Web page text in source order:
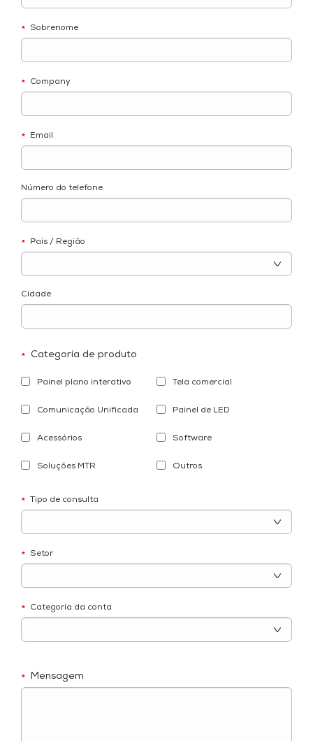
* Sobrenome
* Company
* Email
Número do telefone
* País / Região
Cidade
* Categoria de produto
Painel plano interativo Tela comercial
Comunicação Unificada Painel de LED
Acessórios Software
Soluções MTR Outros
* Tipo de consulta
* Setor
* Categoria da conta
* Mensagem